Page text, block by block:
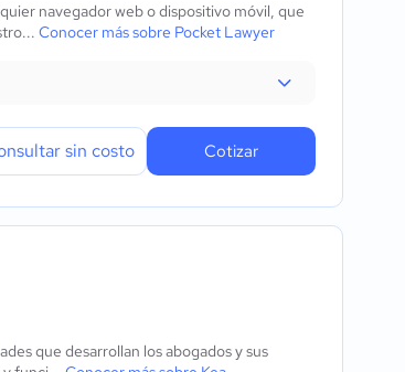
navegador web o dispositivo móvil, que
Conocer más sobre Pocket Lawyer
sin costo Cotizar
que desarrollan los abogados y sus